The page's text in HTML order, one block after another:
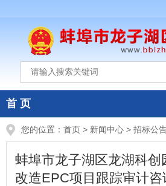
首 页
您的位置： 首页 > 新闻中心 > 招标公
蚌埠市龙子湖区龙湖科创
改造EPC项目跟踪审计